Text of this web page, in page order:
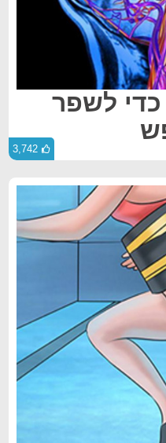
כדי לשפר
3,742